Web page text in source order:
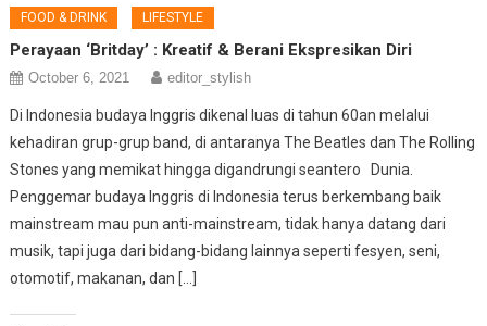
FOOD & DRINK LIFESTYLE
Perayaan ‘Britday’ : Kreatif & Berani Ekspresikan Diri
October 6, 2021 editor_stylish
Di Indonesia budaya Inggris dikenal luas di tahun 60an melalui
kehadiran grup-grup band, di antaranya The Beatles dan The Rolling
Stones yang memikat hingga digandrungi seantero Dunia.
Penggemar budaya Inggris di Indonesia terus berkembang baik
mainstream mau pun anti-mainstream, tidak hanya datang dari
musik, tapi juga dari bidang-bidang lainnya seperti fesyen, seni,
otomotif, makanan, dan […]